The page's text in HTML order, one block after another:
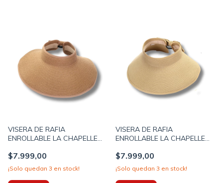
VISERA DE RAFIA
ENROLLABLE LA CHAPELLE
TOSTADO (34UM4626D)
$7.999,00
¡Solo quedan 3 en stock!
VISERA DE RAFIA
ENROLLABLE LA CHAPELLE
(34UM4626C)
$7.999,00
¡Solo quedan 3 en stock!